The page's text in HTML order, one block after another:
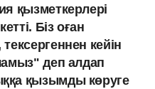
қызметкерлері
Біз оған
кейін
деп алдап
қызымды көруге